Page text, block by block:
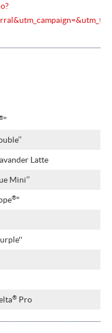
"
Latte
Mini’’
®"
® Pro